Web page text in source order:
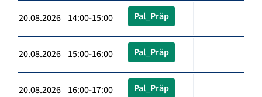
20.08.2026 14:00-15:00 Pal_Präp
20.08.2026 15:00-16:00 Pal_Präp
20.08.2026 16:00-17:00 Pal_Präp